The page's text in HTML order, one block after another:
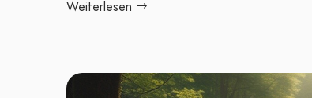
Weiterlesen